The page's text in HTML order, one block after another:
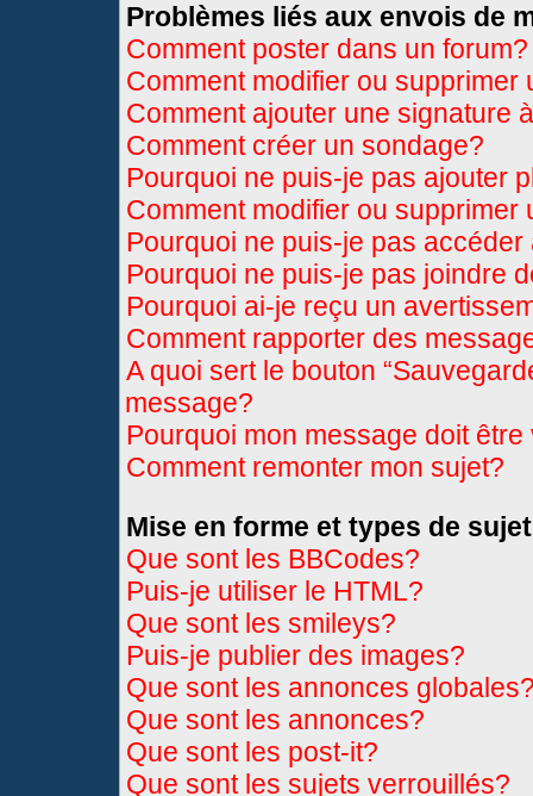
Problèmes liés aux envois de
Comment poster dans un forum?
Comment modifier ou supprimer
Comment ajouter une signature
Comment créer un sondage?
Pourquoi ne puis-je pas ajouter
Comment modifier ou supprimer
Pourquoi ne puis-je pas accéder
Pourquoi ne puis-je pas joindre
Pourquoi ai-je reçu un
Comment rapporter des
A quoi sert le bouton
message?
Pourquoi mon message doit être
Comment remonter mon sujet?
Mise en forme et types de sujet
Que sont les BBCodes?
Puis-je utiliser le HTML?
Que sont les smileys?
Puis-je publier des images?
Que sont les annonces
Que sont les annonces?
Que sont les post-it?
Que sont les sujets verrouillés?